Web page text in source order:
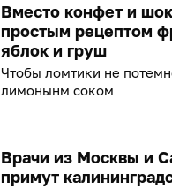
Вместо конфет и
простым рецептом
яблок и груш
Чтобы ломтики не
лимонынм соком
Врачи из Москвы и
примут